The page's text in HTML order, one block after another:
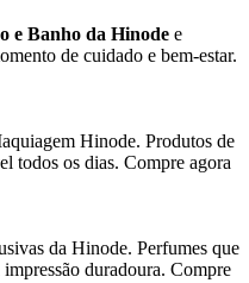
e Banho da Hinode e
de cuidado e bem-estar.
Hinode. Produtos de
todos os dias. Compre agora
da Hinode. Perfumes que
duradoura. Compre